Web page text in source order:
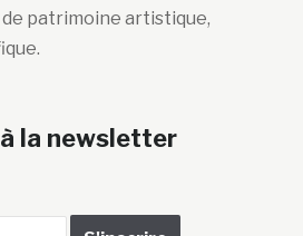
de patrimoine artistique,
la newsletter